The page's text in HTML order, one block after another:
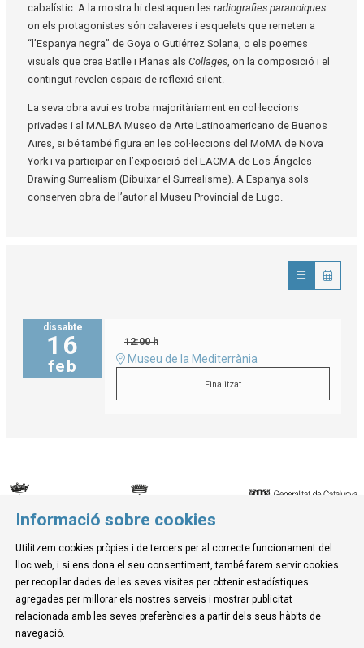
cabalístic. A la mostra hi destaquen les radiografies paranoiques
on els protagonistes són calaveres i esquelets que remeten a
“l’Espanya negra” de Goya o Gutiérrez Solana, o els poemes
visuals que crea Batlle i Planas als Collages, on la composició i el
contingut revelen espais de reflexió silent.
La seva obra avui es troba majoritàriament en col·leccions
privades i al MALBA Museo de Arte Latinoamericano de Buenos
Aires, si bé també figura en les col·leccions del MoMA de Nova
York i va participar en l’exposició del LACMA de Los Ángeles
Drawing Surrealism (Dibuixar el Surrealisme). A Espanya sols
conserven obra de l’autor al Museu Provincial de Lugo.
dissabte
16
feb
12:00 h
Museu de la Mediterrània
Finalitzat
© Museu de la Mediterrània
C. d'Ullà, 27-31 | 17257 Torroella de Montgrí
Tel. 972 755 180 a/e: info@museudelamediterrania.cat
Sitemap |
Informació sobre cookies
Utilitzem cookies pròpies i de tercers per al correcte funcionament del
lloc web, i si ens dona el seu consentiment, també farem servir cookies
per recopilar dades de les seves visites per obtenir estadístiques
agregades per millorar els nostres serveis i mostrar publicitat
relacionada amb les seves preferències a partir dels seus hàbits de
navegació.